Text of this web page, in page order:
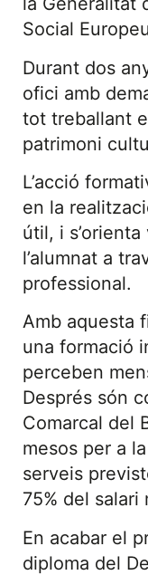
Social
Durant dos
ofici amb
tot treballant
patrimoni
L’acció
en la
útil, i
l’alumnat a
professional.
Amb aquesta
una formació
perceben
Després són
Comarcal del
mesos per a
serveis
75% del
En acabar el
diploma del